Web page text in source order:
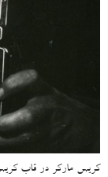
کریس مارکر در قاب